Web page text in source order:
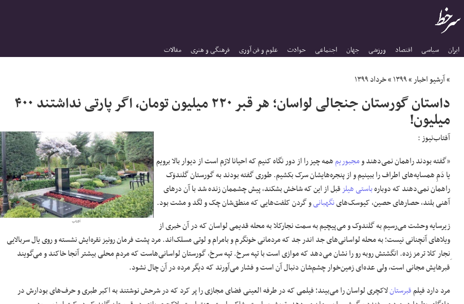
ایران سیاسی اقتصاد ورزشی جهان اجتماعی حوادث علوم و فن آوری فرهنگی و هنری مقالات
»آرشیو اخبار»۱۳۹۹»خرداد ۱۳۹۹
داستان گورستان جنجالی لواسان؛ هر قبر ۲۲۰ میلیون تومان، اگر پارتی نداشتند ۴۰۰
میلیون!
آفتاب
آفتاب‌‌نیوز :
«گفته بودند راهمان نمی‌دهند ومجبوریمهمه چیز را از دور نگاه کنیم که احیانا لازم است از دیوار بالا برویم
یا دَمِ همسایه‌های اطراف را ببینیم و از پنجره‌هایشان سرک بکشیم. طوری گفته بودند به گورستان گلندوَک
راهمان نمی‌دهند که دوبارهباستی هیلزقبل از این که شاخش بشکند، پیش چشممان زنده شد با آن درهای
آهنی بلند،‌ حصارهای حصین،‌ کیوسک‌هاینگهبانیو گردن کلفت‌هایی که منطق‌شان چک و لگد و مشت بود.
زیرسایه وحشت می‌رسیم به گلندوک و می‌پیچیم به سمت نجارکلا به محله قدیمی لواسان که در آن خبری از
ویلاهای آنچنانی نیست؛ به محله لواسانی‌های جد اندر جد که مردمانی خونگرم و بامرام و لوتی مسلک‌اند. مرد پشت فرمان رونیز نقره‌ایش نشسته و روی یال سربالایی
ِنجار کلا ترمز زده. انگشتش روبه رو را نشان می‌دهد که موازی است با تپه سرخ. تپه سرخ، گورستان لواسانی‌هاست که مردم محلی بیشتر آنجا خاکند و می‌گویند
قبرهایش مجانی است، ولی عده‌ای زمین‌خوار چشم‌شان دنبال آن است و فشار می‌آورند که دیگر مرده در آن چال نشود.
مرد دارد فیلمقبرستانلاکچری لواسان را می‌بیند؛ فیلمی که در طرفه العینی فضای مجازی را پر کرد که در شرحش نوشتند به اکبر طبری و حرف‌های بودارش در